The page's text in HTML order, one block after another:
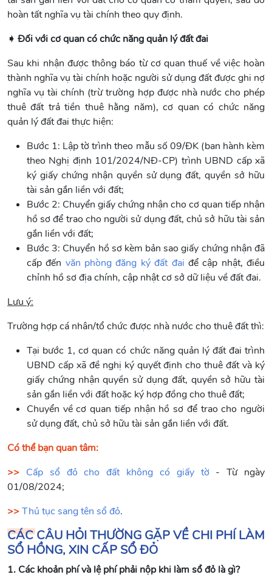
hoàn tất nghĩa vụ tài chính theo quy định.
➧ Đối với cơ quan có chức năng quản lý đất đai
Sau khi nhận được thông báo từ cơ quan thuế về việc hoàn
thành nghĩa vụ tài chính hoặc người sử dụng đất được ghi nợ
nghĩa vụ tài chính (trừ trường hợp được nhà nước cho phép
thuê đất trả tiền thuê hằng năm), cơ quan có chức năng
quản lý đất đai thực hiện:
Bước 1: Lập tờ trình theo mẫu số 09/ĐK (ban hành kèm
theo Nghị định 101/2024/NĐ-CP) trình UBND cấp xã
ký giấy chứng nhận quyền sử dụng đất, quyền sở hữu
tài sản gắn liền với đất;
Bước 2: Chuyển giấy chứng nhận cho cơ quan tiếp nhận
hồ sơ để trao cho người sử dụng đất, chủ sở hữu tài sản
gắn liền với đất;
Bước 3: Chuyển hồ sơ kèm bản sao giấy chứng nhận đã
cấp đến văn phòng đăng ký đất đai để cập nhật, điều
chỉnh hồ sơ địa chính, cập nhật cơ sở dữ liệu về đất đai.
Lưu ý:
Trường hợp cá nhân/tổ chức được nhà nước cho thuê đất thì:
Tại bước 1, cơ quan có chức năng quản lý đất đai trình
UBND cấp xã đề nghị ký quyết định cho thuê đất và ký
giấy chứng nhận quyền sử dụng đất, quyền sở hữu tài
sản gắn liền với đất hoặc ký hợp đồng cho thuê đất;
Chuyển về cơ quan tiếp nhận hồ sơ để trao cho người
sử dụng đất, chủ sở hữu tài sản gắn liền với đất.
Có thể bạn quan tâm:
>> Cấp sổ đỏ cho đất không có giấy tờ - Từ ngày
01/08/2024;
>>Thủ tục sang tên sổ đỏ.
CÁC CÂU HỎI THƯỜNG GẶP VỀ CHI PHÍ LÀM
SỔ HỒNG, XIN CẤP SỔ ĐỎ
1. Các khoản phí và lệ phí phải nộp khi làm sổ đỏ là gì?